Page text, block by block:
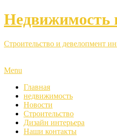
Недвижимость
Строительство и девелопмент
Menu
Главная
недвижимость
Новости
Строительство
Дизайн интерьера
Наши контакты